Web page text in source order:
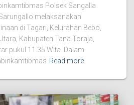
Polsek Sangalla
melaksanakan
di Tagari, Kelurahan Bebo,
Kabupaten Tana Toraja,
pukul 11.35 Wita. Dalam
Read more